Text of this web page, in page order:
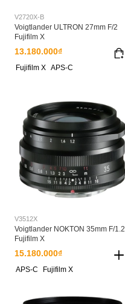
V2720X-B
Voigtlander ULTRON 27mm F/2
Fujifilm X
13.180.000₫
Fujifilm X APS-C
V3512X
Voigtlander NOKTON 35mm F/1.2
Fujifilm X
15.180.000₫
APS-C Fujifilm X